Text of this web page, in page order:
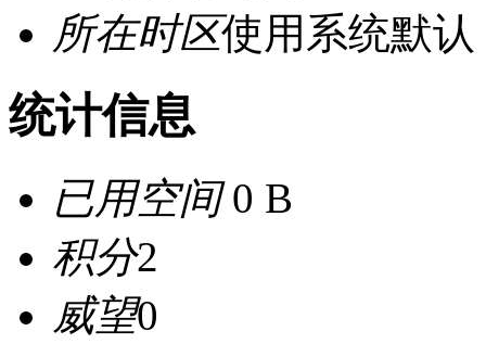
所在时区使用系统默认
统计信息
已用空间0 B
积分2
威望0